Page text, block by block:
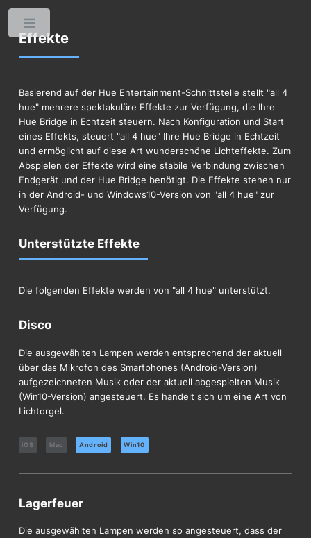
Effekte
Basierend auf der Hue Entertainment-Schnittstelle stellt "all 4
hue" mehrere spektakuläre Effekte zur Verfügung, die Ihre
Hue Bridge in Echtzeit steuern. Nach Konfiguration und Start
eines Effekts, steuert "all 4 hue" Ihre Hue Bridge in Echtzeit
und ermöglicht auf diese Art wunderschöne Lichteffekte. Zum
Abspielen der Effekte wird eine stabile Verbindung zwischen
Endgerät und der Hue Bridge benötigt. Die Effekte stehen nur
in der Android- und Windows10-Version von "all 4 hue" zur
Verfügung.
Unterstützte Effekte
Die folgenden Effekte werden von "all 4 hue" unterstützt.
Disco
Die ausgewählten Lampen werden entsprechend der aktuell
über das Mikrofon des Smartphones (Android-Version)
aufgezeichneten Musik oder der aktuell abgespielten Musik
(Win10-Version) angesteuert. Es handelt sich um eine Art von
Lichtorgel.
iOS Mac Android Win10
Lagerfeuer
Die ausgewählten Lampen werden so angesteuert, dass der